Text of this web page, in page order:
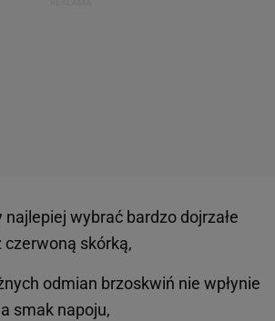
najlepiej wybrać bardzo dojrzałe
czerwoną skórką,
odmian brzoskwiń nie wpłynie
smak napoju,